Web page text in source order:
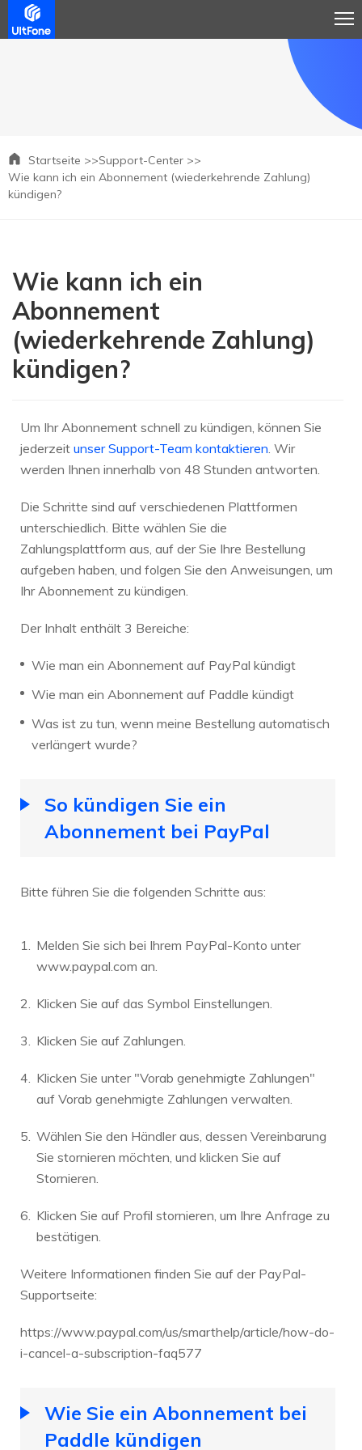
Startseite >>Support-Center >>
Wie kann ich ein Abonnement (wiederkehrende Zahlung)
kündigen?
Wie kann ich ein
Abonnement
(wiederkehrende Zahlung)
kündigen?
Um Ihr Abonnement schnell zu kündigen, können Sie
jederzeit unser Support-Team kontaktieren. Wir
werden Ihnen innerhalb von 48 Stunden antworten.
Die Schritte sind auf verschiedenen Plattformen
unterschiedlich. Bitte wählen Sie die
Zahlungsplattform aus, auf der Sie Ihre Bestellung
aufgeben haben, und folgen Sie den Anweisungen, um
Ihr Abonnement zu kündigen.
Der Inhalt enthält 3 Bereiche:
Wie man ein Abonnement auf PayPal kündigt
Wie man ein Abonnement auf Paddle kündigt
Was ist zu tun, wenn meine Bestellung automatisch
verlängert wurde?
So kündigen Sie ein
Abonnement bei PayPal
Bitte führen Sie die folgenden Schritte aus:
Melden Sie sich bei Ihrem PayPal-Konto unter
www.paypal.com an.
Klicken Sie auf das Symbol Einstellungen.
Klicken Sie auf Zahlungen.
Klicken Sie unter "Vorab genehmigte Zahlungen"
auf Vorab genehmigte Zahlungen verwalten.
Wählen Sie den Händler aus, dessen Vereinbarung
Sie stornieren möchten, und klicken Sie auf
Stornieren.
Klicken Sie auf Profil stornieren, um Ihre Anfrage zu
bestätigen.
Weitere Informationen finden Sie auf der PayPal-
Supportseite:
https://www.paypal.com/us/smarthelp/article/how-do-
i-cancel-a-subscription-faq577
Wie Sie ein Abonnement bei
Paddle kündigen